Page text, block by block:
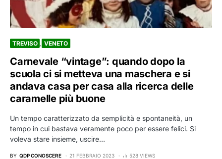
TREVISO VENETO
Carnevale “vintage”: quando dopo la
scuola ci si metteva una maschera e si
andava casa per casa alla ricerca delle
caramelle più buone
Un tempo caratterizzato da semplicità e spontaneità, un
tempo in cui bastava veramente poco per essere felici. Si
voleva stare insieme, uscire…
BY QDP CONOSCERE 21 FEBBRAIO 2023 528 VIEWS